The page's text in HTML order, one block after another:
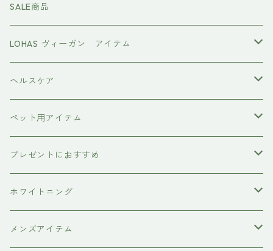
頭皮ケアアイテム
強髪
ダークニル
スタイリング剤
N .（エヌドット）
インプライム
塩基性カラー剤
クロマID
MTG REFA
ヤーマン YAMAN
美容液
オールインワンジェル
ボディソープ
洗顔料
炭酸洗顔フォーム
SALE商品
LOHAS ヴィーガン アイテム
ヴィーガン認証
ヘルスケア
エイジングケア
ペット用アイテム
犬用シャンプー
ペット用ブラシ
サプリメント
プレゼントにおすすめ
男性にプレゼント
女性にプレゼント
ホワイトニング
歯磨き粉
メンズアイテム